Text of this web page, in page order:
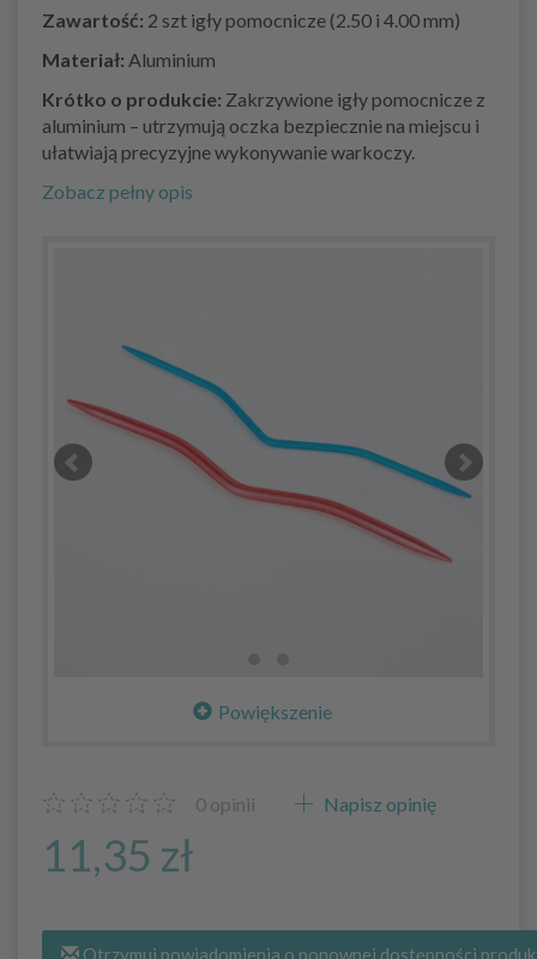
Zawartość: 2 szt igły pomocnicze (2.50 i 4.00 mm)
Materiał: Aluminium
Krótko o produkcie: Zakrzywione igły pomocnicze z
aluminium – utrzymują oczka bezpiecznie na miejscu i
ułatwiają precyzyjne wykonywanie warkoczy.
Zobacz pełny opis
Powiększenie
0 opinii Napisz opinię
11,35 zł
Otrzymuj powiadomienia o ponownej dostępności